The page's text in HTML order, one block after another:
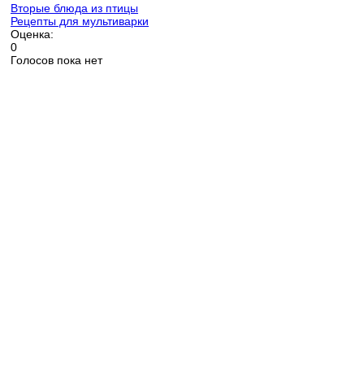
Вторые блюда из птицы
Рецепты для мультиварки
Оценка:
0
Голосов пока нет